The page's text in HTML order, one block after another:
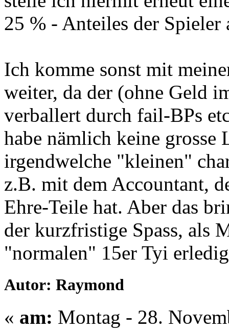
25 % - Anteiles der Spieler
Ich komme sonst mit
weiter, da der (ohne Geld
verballert durch fail-BPs
habe nämlich keine
irgendwelche "kleinen"
z.B. mit dem Accountant,
Ehre-Teile hat. Aber das
der kurzfristige Spass, als
"normalen" 15er Tyi
Autor: Raymond
« am: Montag - 28.